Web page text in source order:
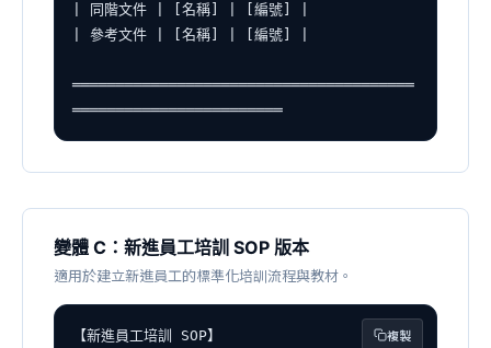
| 同階文件 | [名稱] | [編號] |
| 參考文件 | [名稱] | [編號] |
═══════════════════════════════════════
════════════════════════
變體 C：新進員工培訓 SOP 版本
適用於建立新進員工的標準化培訓流程與教材。
【新進員工培訓 SOP】 複製